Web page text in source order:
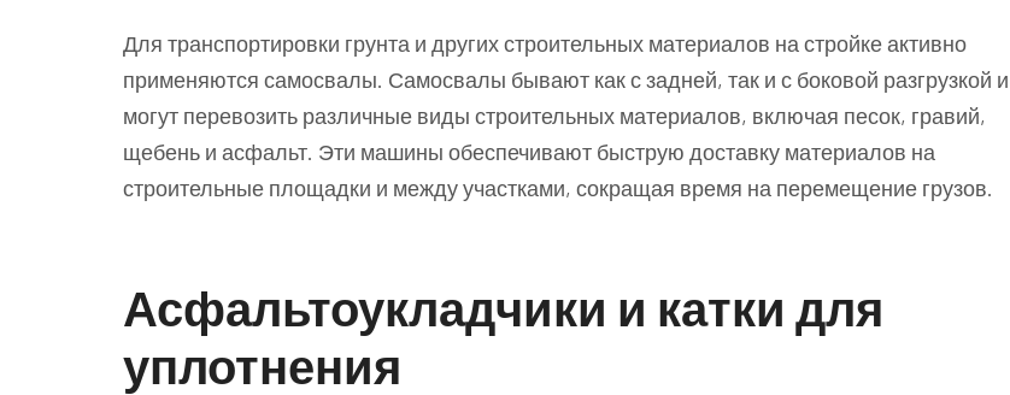
Для транспортировки грунта и других строительных материалов на стройке активно
применяются самосвалы. Самосвалы бывают как с задней, так и с боковой разгрузкой и
могут перевозить различные виды строительных материалов, включая песок, гравий,
щебень и асфальт. Эти машины обеспечивают быструю доставку материалов на
строительные площадки и между участками, сокращая время на перемещение грузов.
Асфальтоукладчики и катки для
уплотнения